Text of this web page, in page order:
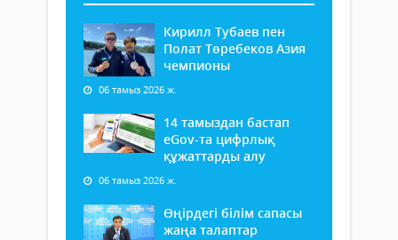
Кирилл Тубаев пен
Полат Төребеков Азия
чемпионы
06 тамыз 2026 ж.
14 тамыздан бастап
еGov-та цифрлық
құжаттарды алу
06 тамыз 2026 ж.
Өңірдегі білім сапасы
жаңа талаптар